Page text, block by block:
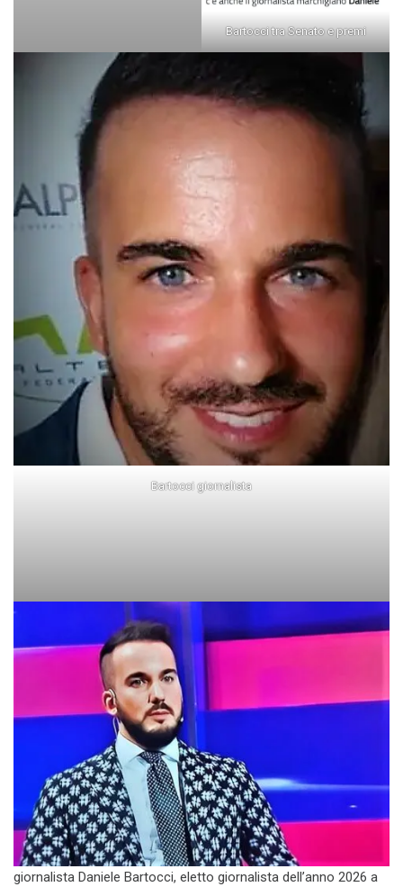
Bartocci tra Senato e premi
Bartocci giornalista
giornalista Daniele Bartocci, eletto giornalista dell’anno 2026 a